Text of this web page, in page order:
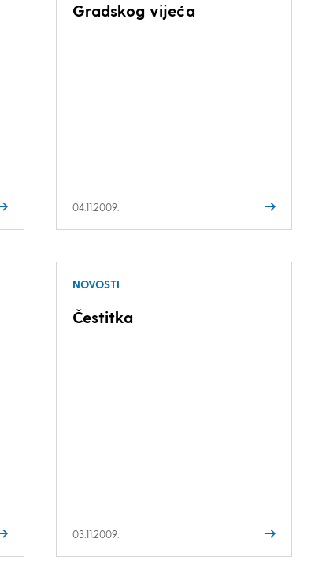
Gradskog vijeća
04.11.2009.
NOVOSTI
Čestitka
03.11.2009.